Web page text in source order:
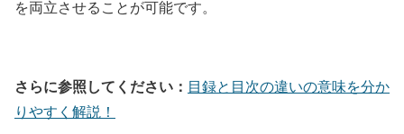
を両立させることが可能です。
さらに参照してください： 目録と目次の違いの意味を分か
りやすく解説！